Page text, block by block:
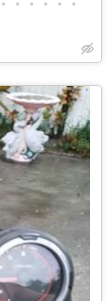
• • • • • •